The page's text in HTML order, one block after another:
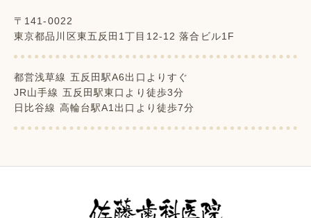
〒141-0022
東京都品川区東五反田1丁目12-12 落合ビル1F
都営浅草線 五反田駅A6出口よりすぐ
JR山手線 五反田駅東口より徒歩3分
日比谷線 高輪台駅A1出口より徒歩7分